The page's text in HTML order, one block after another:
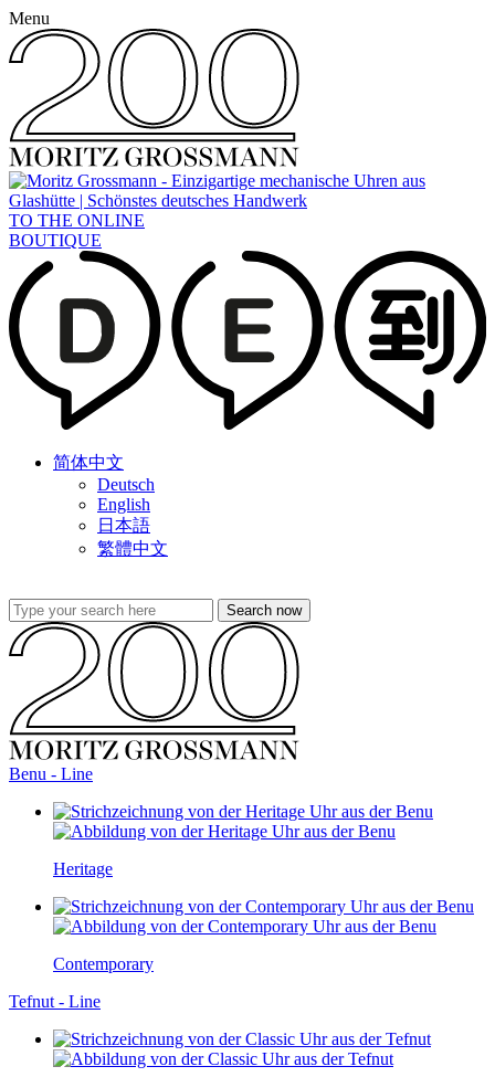
Menu
TO THE ONLINE
BOUTIQUE
简体中文
Deutsch
English
日本語
繁體中文
Benu - Line
Heritage
Contemporary
Tefnut - Line